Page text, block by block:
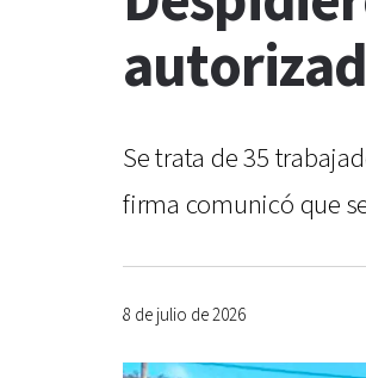
Se trata de 35
firma comunicó que
8 de julio de 2026